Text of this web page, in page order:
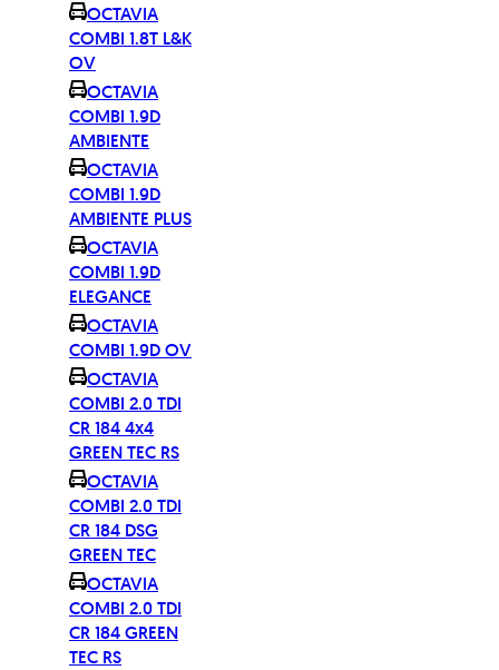
OCTAVIA
COMBI 1.8T L&K
OV
OCTAVIA
COMBI 1.9D
AMBIENTE
OCTAVIA
COMBI 1.9D
AMBIENTE PLUS
OCTAVIA
COMBI 1.9D
ELEGANCE
OCTAVIA
COMBI 1.9D OV
OCTAVIA
COMBI 2.0 TDI
CR 184 4x4
GREEN TEC RS
OCTAVIA
COMBI 2.0 TDI
CR 184 DSG
GREEN TEC
OCTAVIA
COMBI 2.0 TDI
CR 184 GREEN
TEC RS